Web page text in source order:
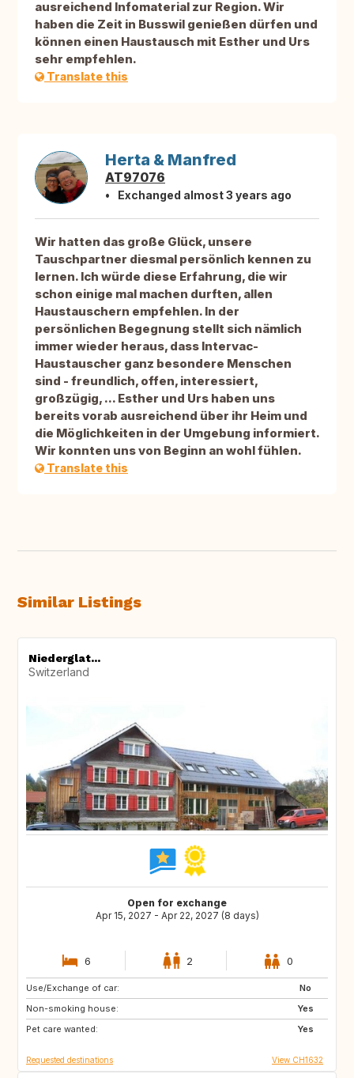
ausreichend Infomaterial zur Region. Wir
haben die Zeit in Busswil genießen dürfen und
können einen Haustausch mit Esther und Urs
sehr empfehlen.
Translate this
Herta & Manfred
AT97076
Exchanged almost 3 years ago
Wir hatten das große Glück, unsere
Tauschpartner diesmal persönlich kennen zu
lernen. Ich würde diese Erfahrung, die wir
schon einige mal machen durften, allen
Haustauschern empfehlen. In der
persönlichen Begegnung stellt sich nämlich
immer wieder heraus, dass Intervac-
Haustauscher ganz besondere Menschen
sind - freundlich, offen, interessiert,
großzügig, ... Esther und Urs haben uns
bereits vorab ausreichend über ihr Heim und
die Möglichkeiten in der Umgebung informiert.
Wir konnten uns von Beginn an wohl fühlen.
Translate this
Similar Listings
Niederglat...
Switzerland
Open for exchange
Apr 15, 2027 - Apr 22, 2027 (8 days)
6 2 0
Use/Exchange of car:
No
Non-smoking house:
Yes
Pet care wanted:
Yes
IT
FR
DE
Requested destinations View CH1632